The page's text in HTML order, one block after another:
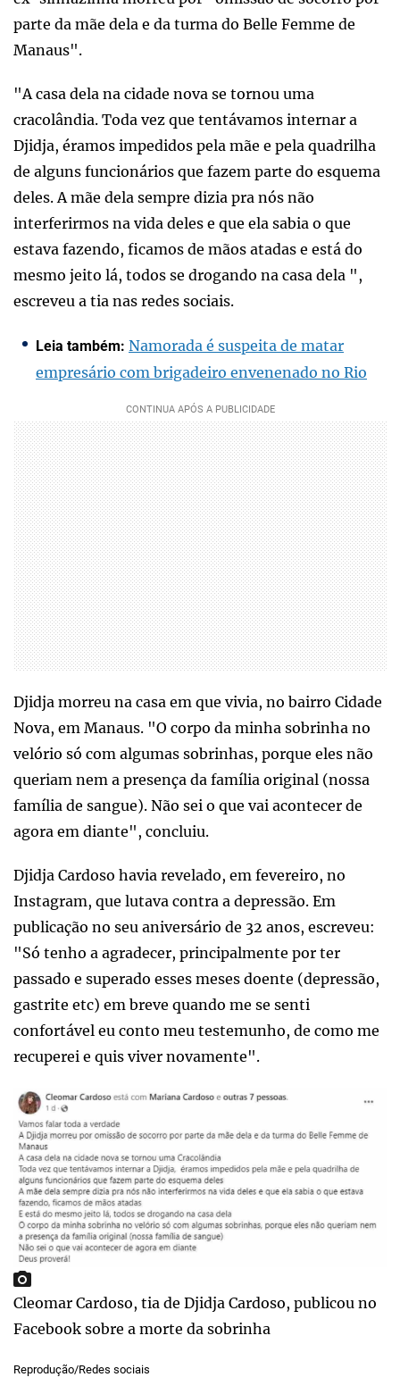
parte da mãe dela e da turma do Belle Femme de
Manaus".
"A casa dela na cidade nova se tornou uma
cracolândia. Toda vez que tentávamos internar a
Djidja, éramos impedidos pela mãe e pela quadrilha
de alguns funcionários que fazem parte do esquema
deles. A mãe dela sempre dizia pra nós não
interferirmos na vida deles e que ela sabia o que
estava fazendo, ficamos de mãos atadas e está do
mesmo jeito lá, todos se drogando na casa dela ",
escreveu a tia nas redes sociais.
Leia também: Namorada é suspeita de matar
empresário com brigadeiro envenenado no Rio
Djidja morreu na casa em que vivia, no bairro Cidade
Nova, em Manaus. "O corpo da minha sobrinha no
velório só com algumas sobrinhas, porque eles não
queriam nem a presença da família original (nossa
família de sangue). Não sei o que vai acontecer de
agora em diante", concluiu.
Djidja Cardoso havia revelado, em fevereiro, no
Instagram, que lutava contra a depressão. Em
publicação no seu aniversário de 32 anos, escreveu:
"Só tenho a agradecer, principalmente por ter
passado e superado esses meses doente (depressão,
gastrite etc) em breve quando me se senti
confortável eu conto meu testemunho, de como me
recuperei e quis viver novamente".
Cleomar Cardoso, tia de Djidja Cardoso, publicou no
Facebook sobre a morte da sobrinha
Reprodução/Redes sociais